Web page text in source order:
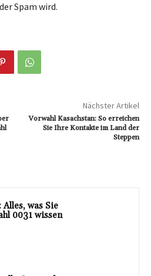
Spam wird.
Nächster Artikel
Vorwahl Kasachstan: So erreichen
Sie Ihre Kontakte im Land der
Steppen
was Sie
0031 wissen